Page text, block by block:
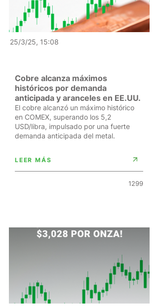
25/3/25, 15:08
Cobre alcanza máximos
históricos por demanda
anticipada y aranceles en EE.UU.
El cobre alcanzó un máximo histórico
en COMEX, superando los 5,2
USD/libra, impulsado por una fuerte
demanda anticipada del metal.
LEER MÁS
1299